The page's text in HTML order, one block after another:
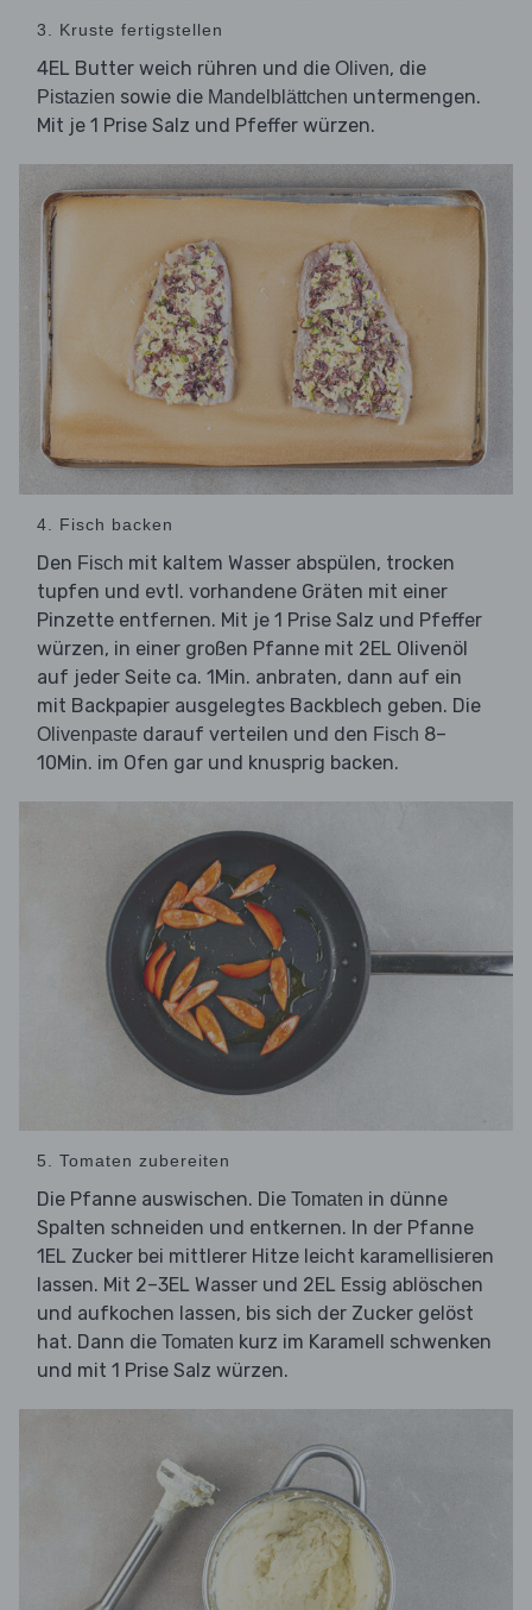
3. Kruste fertigstellen
4EL Butter weich rühren und die Oliven, die
Pistazien sowie die Mandelblättchen untermengen.
Mit je 1 Prise Salz und Pfeffer würzen.
4. Fisch backen
Den Fisch mit kaltem Wasser abspülen, trocken
tupfen und evtl. vorhandene Gräten mit einer
Pinzette entfernen. Mit je 1 Prise Salz und Pfeffer
würzen, in einer großen Pfanne mit 2EL Olivenöl
auf jeder Seite ca. 1Min. anbraten, dann auf ein
mit Backpapier ausgelegtes Backblech geben. Die
Olivenpaste darauf verteilen und den Fisch 8–
10Min. im Ofen gar und knusprig backen.
5. Tomaten zubereiten
Die Pfanne auswischen. Die Tomaten in dünne
Spalten schneiden und entkernen. In der Pfanne
1EL Zucker bei mittlerer Hitze leicht karamellisieren
lassen. Mit 2–3EL Wasser und 2EL Essig ablöschen
und aufkochen lassen, bis sich der Zucker gelöst
hat. Dann die Tomaten kurz im Karamell schwenken
und mit 1 Prise Salz würzen.